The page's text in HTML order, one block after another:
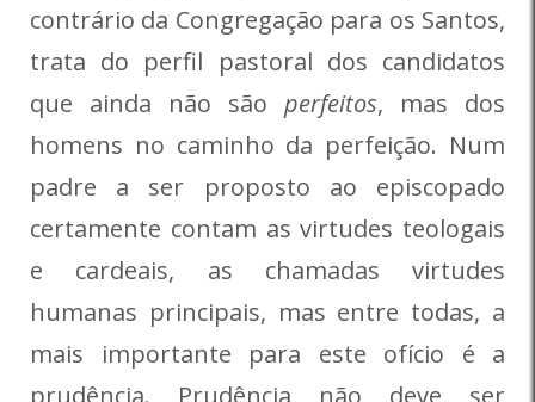
contrário da Congregação para os Santos,
trata do perfil pastoral dos candidatos
que ainda não são perfeitos, mas dos
homens no caminho da perfeição. Num
padre a ser proposto ao episcopado
certamente contam as virtudes teologais
e cardeais, as chamadas virtudes
humanas principais, mas entre todas, a
mais importante para este ofício é a